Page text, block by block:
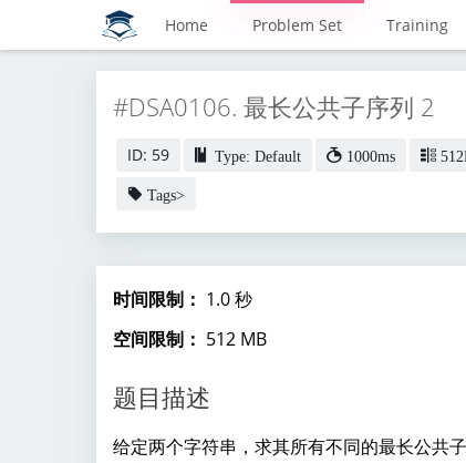
Home Problem Set Training
#DSA0106. 最长公共子序列 2
ID: 59 Type: Default 1000ms
Tags>
时间限制： 1.0 秒
空间限制： 512 MB
题目描述
给定两个字符串，求其所有不同的最长公共